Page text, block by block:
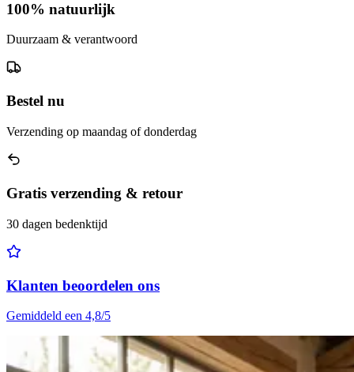
100% natuurlijk
Duurzaam & verantwoord
Bestel nu
Verzending op maandag of donderdag
Gratis verzending & retour
30 dagen bedenktijd
Klanten beoordelen ons
Gemiddeld een 4,8/5